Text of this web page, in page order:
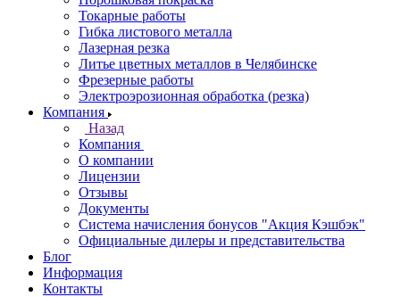
Токарные работы
Гибка листового металла
Лазерная резка
Литье цветных металлов в Челябинске
Фрезерные работы
Электроэрозионная обработка (резка)
Компания
Назад
Компания
О компании
Лицензии
Отзывы
Документы
Система начисления бонусов "Акция Кэшбэк"
Официальные дилеры и представительства
Блог
Информация
Контакты